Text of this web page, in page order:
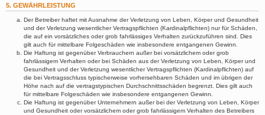
5. GEWÄHRLEISTUNG
Der Betreiber haftet mit Ausnahme der Verletzung von Leben, Körper und Gesundheit
und der Verletzung wesentlicher Vertragspflichten (Kardinalpflichten) nur für Schäden,
die auf ein vorsätzliches oder grob fahrlässiges Verhalten zurückzuführen sind. Dies
gilt auch für mittelbare Folgeschäden wie insbesondere entgangenen Gewinn.
Die Haftung ist gegenüber Verbrauchern außer bei vorsätzlichem oder grob
fahrlässigem Verhalten oder bei Schäden aus der Verletzung von Leben, Körper und
Gesundheit und der Verletzung wesentlicher Vertragspflichten (Kardinalpflichten) auf
die bei Vertragsschluss typischerweise vorhersehbaren Schäden und im übrigen der
Höhe nach auf die vertragstypischen Durchschnittsschäden begrenzt. Dies gilt auch
für mittelbare Folgeschäden wie insbesondere entgangenen Gewinn.
Die Haftung ist gegenüber Unternehmern außer bei der Verletzung von Leben, Körper
und Gesundheit oder vorsätzlichem oder grob fahrlässigem Verhalten des Betreibers